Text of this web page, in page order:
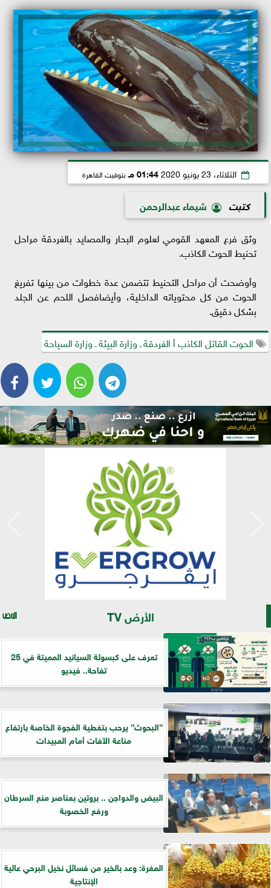
الثلاثاء، 23 يونيو 2020 01:44 مـ بتوقيت القاهرة
كتبت شيماء عبدالرحمن
وثق فرع المعهد القومي لعلوم البحار والمصايد بالغردقة مراحل
تحنيط الحوت الكاذب.
وأوضحت أن مراحل التحنيط تتضمن عدة خطوات من بينها تفريغ
الحوت من كل محتوياته الداخلية، وأيضافصل اللحم عن الجلد
بشكل دقيق.
الحوت القاتل الكاذب أ الغردقة ـ وزارة البيئة ـ وزارة السياحة
الأرض TV
تعرف على كبسولة السيانيد المميتة في 25
تفاحة.. فيديو
”البحوث” يرحب بتغطية الفجوة الخاصة بارتفاع
مناعة الآفات أمام المبيدات
البيض والدواجن .. بروتين بعناصر منع السرطان
ورفع الخصوبة
المغرة: وعد بالخير من فسائل نخيل البرحي عالية
الإنتاجية